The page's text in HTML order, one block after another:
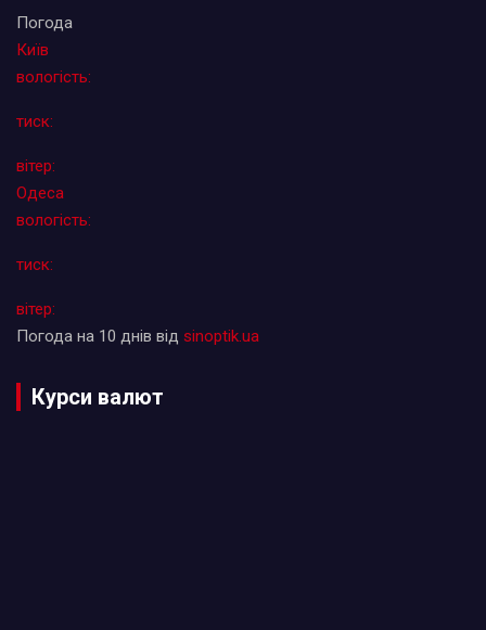
Погода
Київ
вологість:
тиск:
вітер:
Одеса
вологість:
тиск:
вітер:
Погода на 10 днів від sinoptik.ua
Курси валют